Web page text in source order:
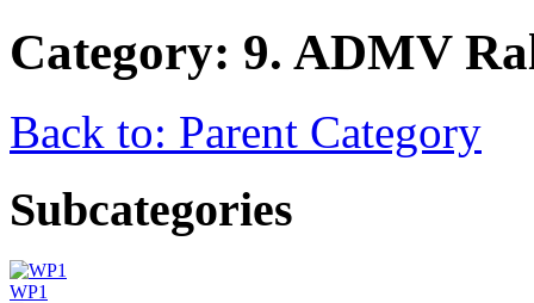
Category: 9. ADMV
Back to: Parent Category
Subcategories
WP1